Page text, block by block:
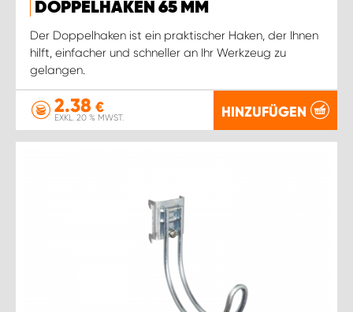
DOPPELHAKEN 65 MM
Der Doppelhaken ist ein praktischer Haken, der Ihnen
hilft, einfacher und schneller an Ihr Werkzeug zu
gelangen.
2.38 €
EXKL. 20 % MWST. HINZUFÜGEN